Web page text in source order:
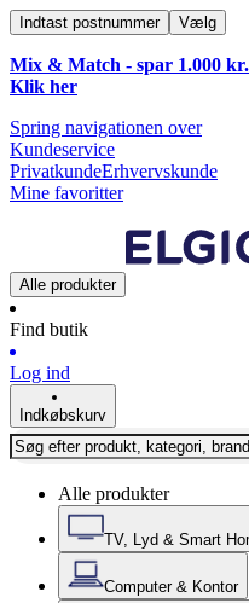
Indtast postnummer Vælg
Mix & Match - spar 1.000
Klik her
Spring navigationen over
Kundeservice
PrivatkundeErhvervskunde
Mine favoritter
Alle produkter
Find butik
Log ind
Indkøbskurv
Alle produkter
TV, Lyd & Smart
Computer & Kontor